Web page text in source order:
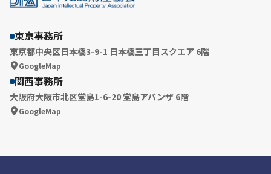
東京事務所
東京都中央区日本橋3-9-1 日本橋三丁目スクエア 6階
GoogleMap
関西事務所
大阪府大阪市北区堂島1-6-20 堂島アバンザ 6階
GoogleMap